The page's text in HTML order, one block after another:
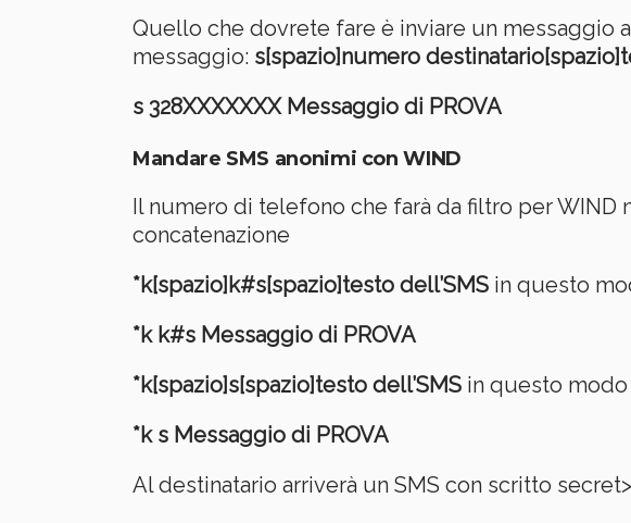
Quello che dovrete fare è inviare un messaggio
messaggio: s[spazio]numero
s 328XXXXXXX Messaggio di PROVA
Mandare SMS anonimi con WIND
Il numero di telefono che farà da filtro per
concatenazione
*k[spazio]k#s[spazio]testo dell’SMS in questo
*k k#s Messaggio di PROVA
*k[spazio]s[spazio]testo dell’SMS in questo
*k s Messaggio di PROVA
Al destinatario arriverà un SMS con scritto